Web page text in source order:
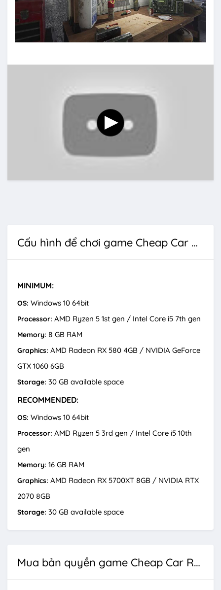
Cấu hình để chơi game Cheap Car Repair
MINIMUM:
OS: Windows 10 64bit
Processor: AMD Ryzen 5 1st gen / Intel Core i5 7th gen
Memory: 8 GB RAM
Graphics: AMD Radeon RX 580 4GB / NVIDIA GeForce
GTX 1060 6GB
Storage: 30 GB available space
RECOMMENDED:
OS: Windows 10 64bit
Processor: AMD Ryzen 5 3rd gen / Intel Core i5 10th
gen
Memory: 16 GB RAM
Graphics: AMD Radeon RX 5700XT 8GB / NVIDIA RTX
2070 8GB
Storage: 30 GB available space
Mua bản quyền game Cheap Car Repair